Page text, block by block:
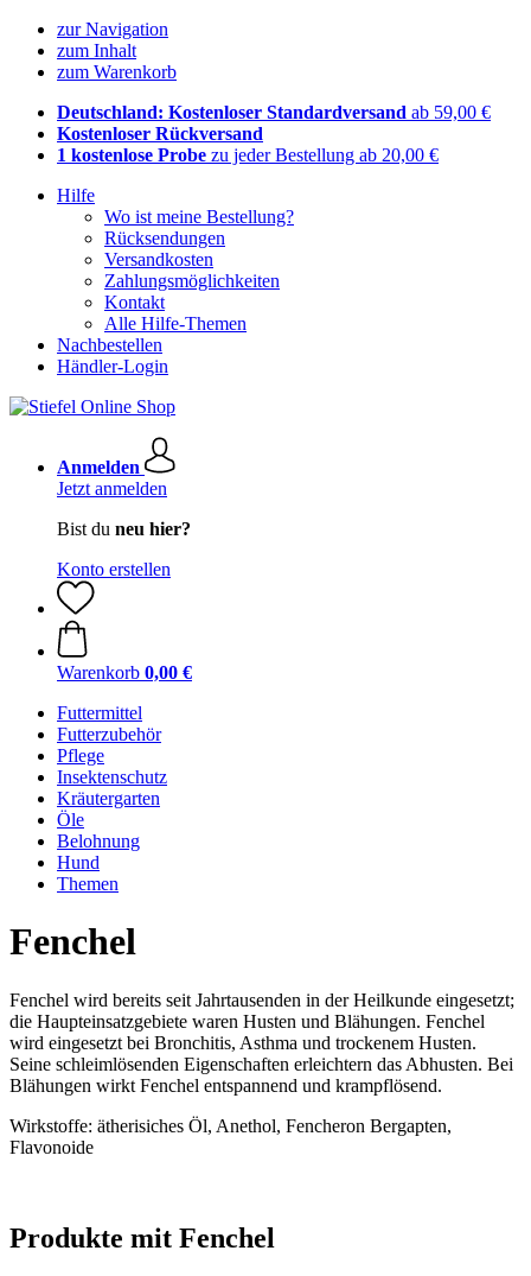
zur Navigation
zum Inhalt
zum Warenkorb
Deutschland: Kostenloser Standardversand ab 59,00 €
Kostenloser Rückversand
1 kostenlose Probe zu jeder Bestellung ab 20,00 €
Hilfe
Wo ist meine Bestellung?
Rücksendungen
Versandkosten
Zahlungsmöglichkeiten
Kontakt
Alle Hilfe-Themen
Nachbestellen
Händler-Login
Anmelden
Jetzt anmelden
Bist du neu hier?
Konto erstellen
Warenkorb 0,00 €
Futtermittel
Futterzubehör
Pflege
Insektenschutz
Kräutergarten
Öle
Belohnung
Hund
Themen
Fenchel
Fenchel wird bereits seit Jahrtausenden in der Heilkunde eingesetzt;
die Haupteinsatzgebiete waren Husten und Blähungen. Fenchel
wird eingesetzt bei Bronchitis, Asthma und trockenem Husten.
Seine schleimlösenden Eigenschaften erleichtern das Abhusten. Bei
Blähungen wirkt Fenchel entspannend und krampflösend.
Wirkstoffe: ätherisiches Öl, Anethol, Fencheron Bergapten,
Flavonoide
Produkte mit Fenchel